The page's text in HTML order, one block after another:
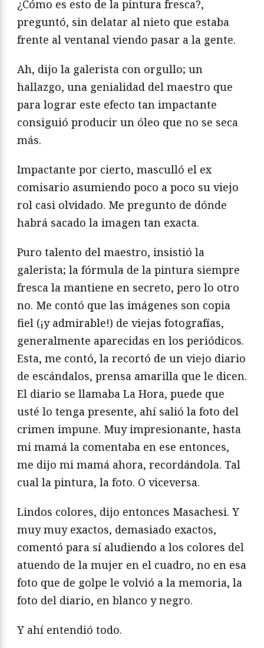
¿Cómo es esto de la pintura fresca?,
preguntó, sin delatar al nieto que estaba
frente al ventanal viendo pasar a la gente.
Ah, dijo la galerista con orgullo; un
hallazgo, una genialidad del maestro que
para lograr este efecto tan impactante
consiguió producir un óleo que no se seca
más.
Impactante por cierto, masculló el ex
comisario asumiendo poco a poco su viejo
rol casi olvidado. Me pregunto de dónde
habrá sacado la imagen tan exacta.
Puro talento del maestro, insistió la
galerista; la fórmula de la pintura siempre
fresca la mantiene en secreto, pero lo otro
no. Me contó que las imágenes son copia
fiel (¡y admirable!) de viejas fotografías,
generalmente aparecidas en los periódicos.
Esta, me contó, la recortó de un viejo diario
de escándalos, prensa amarilla que le dicen.
El diario se llamaba La Hora, puede que
usté lo tenga presente, ahí salió la foto del
crimen impune. Muy impresionante, hasta
mi mamá la comentaba en ese entonces,
me dijo mi mamá ahora, recordándola. Tal
cual la pintura, la foto. O viceversa.
Lindos colores, dijo entonces Masachesi. Y
muy muy exactos, demasiado exactos,
comentó para sí aludiendo a los colores del
atuendo de la mujer en el cuadro, no en esa
foto que de golpe le volvió a la memoria, la
foto del diario, en blanco y negro.
Y ahí entendió todo.